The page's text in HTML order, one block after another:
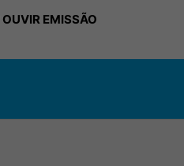
EMISSÃO